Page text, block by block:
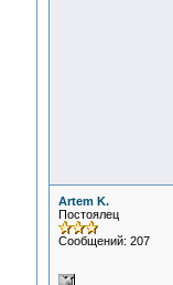
Artem K.
Постоялец
Сообщений: 207